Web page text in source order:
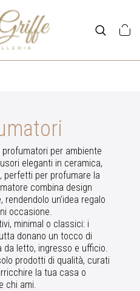
per ambiente
eleganti in ceramica,
perfetti per profumare la
combina design
un’idea regalo
occasione.
minimal o classici: i
donano un tocco di
da letto, ingresso e ufficio.
prodotti di qualità, curati
la tua casa o
chi ami.